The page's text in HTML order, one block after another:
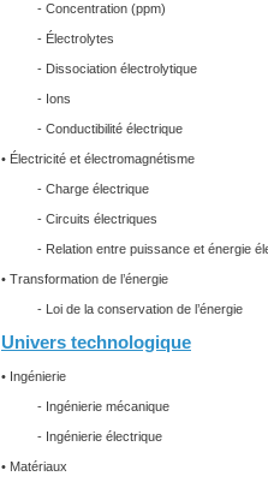
- Concentration (ppm)
- Électrolytes
- Dissociation électrolytique
- Ions
- Conductibilité électrique
• Électricité et électromagnétisme
- Charge électrique
- Circuits électriques
- Relation entre puissance et énergie
• Transformation de l’énergie
- Loi de la conservation de l’énergie
Univers technologique
• Ingénierie
- Ingénierie mécanique
- Ingénierie électrique
• Matériaux